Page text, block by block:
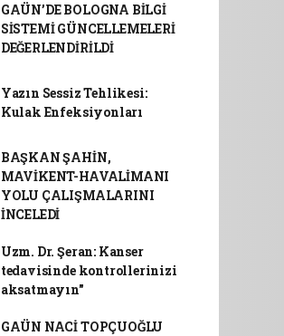
GAÜN’DE BOLOGNA BİLGİ
SİSTEMİ GÜNCELLEMELERİ
DEĞERLENDİRİLDİ
Yazın Sessiz Tehlikesi:
Kulak Enfeksiyonları
BAŞKAN ŞAHİN,
MAVİKENT-HAVALİMANI
YOLU ÇALIŞMALARINI
İNCELEDİ
Uzm. Dr. Şeran: Kanser
tedavisinde kontrollerinizi
aksatmayın"
GAÜN NACİ TOPÇUOĞLU